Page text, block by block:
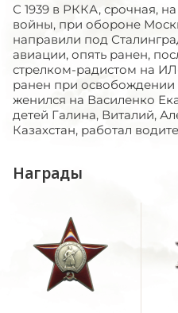
С 1939 в РККА, срочная,
войны, при обороне
направили под
авиации, опять ранен,
стрелком-радистом на
ранен при
женился на Василенко
детей Галина, Виталий,
Казахстан, работал
Награды